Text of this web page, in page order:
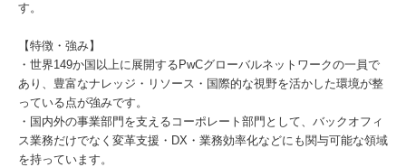
す。
【特徴・強み】
・世界149か国以上に展開するPwCグローバルネットワークの一員で
あり、豊富なナレッジ・リソース・国際的な視野を活かした環境が整
っている点が強みです。
・国内外の事業部門を支えるコーポレート部門として、バックオフィ
ス業務だけでなく変革支援・DX・業務効率化などにも関与可能な領域
を持っています。